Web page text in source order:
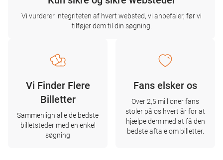
Vi vurderer integriteten af ​​hvert websted, vi anbefaler, før vi
tilføjer dem til din søgning.
Vi Finder Flere
Billetter
Sammenlign alle de bedste
billetsteder med en enkel
søgning
Fans elsker os
Over 2,5 millioner fans
stoler på os hvert år for at
hjælpe dem med at få den
bedste aftale om billetter.